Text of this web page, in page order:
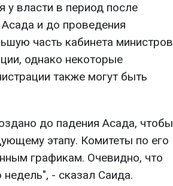
у власти в период после
и до проведения
часть кабинета министров
однако некоторые
также могут быть
до падения Асада, чтобы
этапу. Комитеты по его
графикам. Очевидно, что
- сказал Саида.